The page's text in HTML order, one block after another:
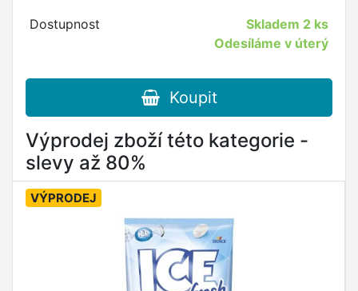
Dostupnost Skladem 2 ks
Odesíláme v úterý
Koupit
Výprodej zboží této kategorie -
slevy až 80%
VÝPRODEJ